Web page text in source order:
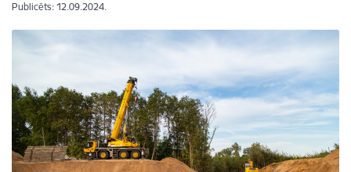
Publicēts: 12.09.2024.